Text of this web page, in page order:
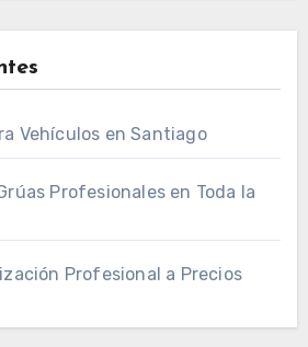
Vehículos en Santiago
Profesionales en Toda la
Profesional a Precios